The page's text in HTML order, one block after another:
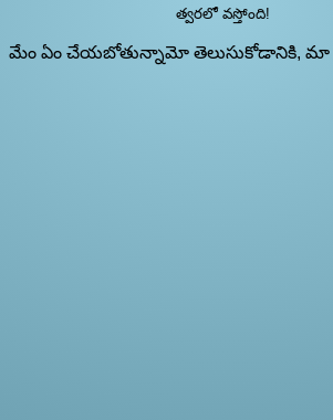
త్వరలో వస్తోంది!
మేం ఏం చేయబోతున్నామో తెలుసుకోడానికి, మా